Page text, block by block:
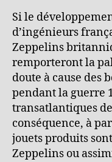
Si le
d’ingénieurs
Zeppelins
remporteront la
doute à cause des
pendant la guerre
transatlantiques
conséquence, à
jouets produits
Zeppelins ou